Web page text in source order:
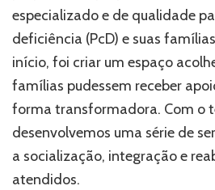
especializado e de qualidade
deficiência (PcD) e suas
início, foi criar um espaço
famílias pudessem receber
forma transformadora. Com o
desenvolvemos uma série de
a socialização, integração e
atendidos.